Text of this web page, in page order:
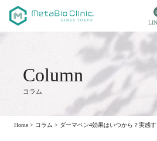
コラム
Home > コラム > ダーマペン4効果はいつから？実感